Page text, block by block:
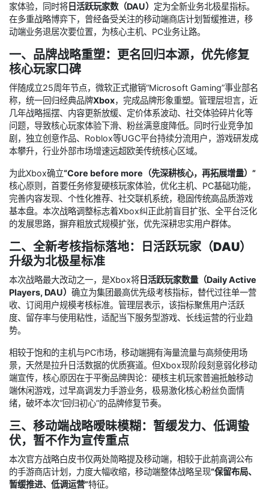
家体验，同时将 日活跃玩家数（DAU） 定为全新业务北极星指标。
在多重战略博弈下，曾经备受关注的移动端商店计划暂缓推进，移
动端业务退居次要位置，为核心主机、PC业务让路。
一、品牌战略重塑：更名回归本源，优先修复
核心玩家口碑
伴随成立25周年节点，微软正式撤销“Microsoft Gaming”事业部名
称，统一回归经典品牌Xbox，完成品牌形象重塑。管理层坦言，近
几年战略摇摆、内容更新放缓、定价体系波动、社交体验碎片化等
问题，导致核心玩家体验下滑、粉丝满意度降低。同时行业竞争加
剧，独立创意作品、Roblox等UGC平台持续分流用户，游戏研发成
本攀升，行业外部市场增速远超欧美传统核心区域。
为此Xbox确立“Core before more（先深耕核心，再拓展增量）”
核心原则，首要任务修复硬核玩家体验，优化主机、PC基础功能，
完善内容发现、个性化推荐、社交联机系统，稳固传统高品质游戏
基本盘。本次战略调整标志着Xbox纠正此前盲目扩张、全平台泛化
的发展思路，摒弃粗放式规模扩张，优先深耕忠实用户群体。
二、全新考核指标落地：日活跃玩家（DAU）
升级为北极星标准
本次战略最大改动之一，是Xbox将 日活跃玩家数量（Daily Active
Players, DAU） 确立为集团最高优先级考核指标，替代过往单一营
收、订阅用户规模考核标准。管理层表示，该指标聚焦用户活跃
度、留存率与使用粘性，适配当下服务型游戏、长线运营的行业趋
势。
相较于饱和的主机与PC市场，移动端拥有海量流量与高频使用场
景，天然是拉升日活数据的优质赛道。但Xbox现阶段刻意弱化移动
端宣传，核心原因在于平衡品牌舆论：硬核主机玩家普遍抵触移动
端休闲游戏，过早高调发力手游业务，极易激化核心粉丝负面情
绪，破坏本次“回归初心”的品牌修复节奏。
三、移动端战略暧昧模糊：暂缓发力、低调蛰
伏，暂不作为宣传重点
本次官方战略白皮书仅两处简略提及移动端，相较于此前高调公布
的手游商店计划，力度大幅收缩，移动端整体战略呈现“保留布局、
暂缓推进、低调运营”特征。